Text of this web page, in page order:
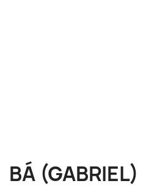
BÁ (GABRIEL)